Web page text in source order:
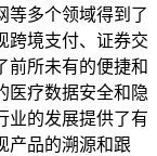
等多个领域得到了
跨境支付、证券交
前所未有的便捷和
医疗数据安全和隐
业的发展提供了有
产品的溯源和跟